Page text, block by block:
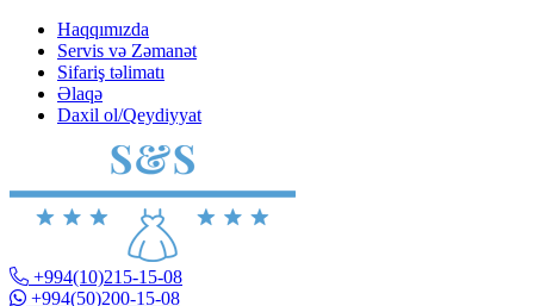
Haqqımızda
Servis və Zəmanət
Sifariş təlimatı
Əlaqə
Daxil ol/Qeydiyyat
+994(10)215-15-08
+994(50)200-15-08